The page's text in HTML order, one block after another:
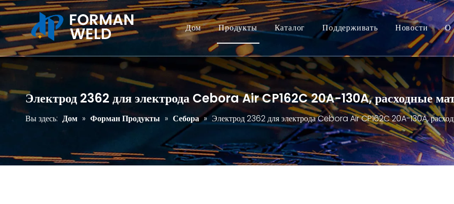
Дом Продукты Каталог Поддерживать Новости О
Электрод 2362 для электрода Cebora Air CP162C 20A-130A, расходные
Вы здесь: Дом » Форман Продукты » Себора » Электрод 2362 для электрода Cebora Air CP162C 20A-130A,